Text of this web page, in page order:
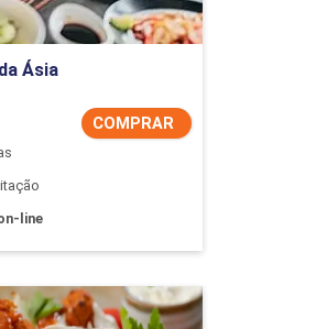
Ásia
COMPRAR
line
Cozinha das Américas